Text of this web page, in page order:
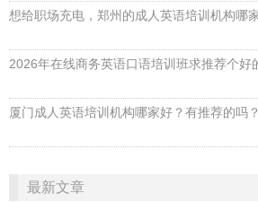
厦门成人英语培训机构哪家好？有推荐的吗？
最新文章